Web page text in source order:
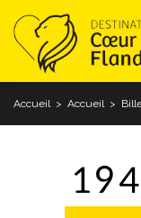
Accueil > Accueil >